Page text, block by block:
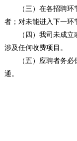
（三）在各招聘环节
者；对未能进入下一环
（四）我司未成立或
涉及任何收费项目。
（五）应聘者务必保
通。